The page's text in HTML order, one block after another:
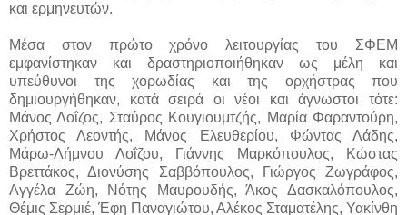
και ερμηνευτών.
Μέσα στον πρώτο χρόνο λειτουργίας του ΣΦΕΜ
εμφανίστηκαν και δραστηριοποιήθηκαν ως μέλη και
υπεύθυνοι της χορωδίας και της ορχήστρας που
δημιουργήθηκαν, κατά σειρά οι νέοι και άγνωστοι τότε:
Μάνος Λοΐζος, Σταύρος Κουγιουμτζής, Μαρία Φαραντούρη,
Χρήστος Λεοντής, Μάνος Ελευθερίου, Φώντας Λάδης,
Μάρω-Λήμνου Λοΐζου, Γιάννης Μαρκόπουλος, Κώστας
Βρεττάκος, Διονύσης Σαββόπουλος, Γιώργος Ζωγράφος,
Αγγέλα Ζώη, Νότης Μαυρουδής, Άκος Δασκαλόπουλος,
Θέμις Σερμιέ, Έφη Παναγιώτου, Αλέκος Σταματέλης, Υακίνθη